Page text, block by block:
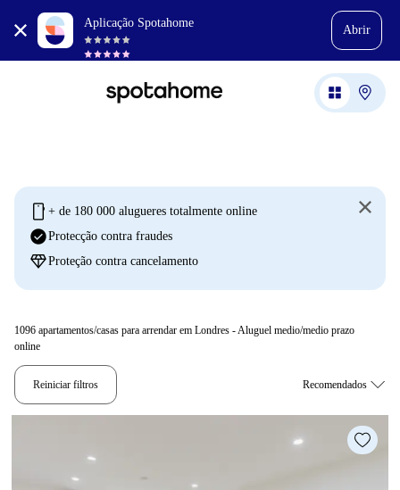
Aplicação Spotahome
Abrir
mobile + de 180 000 alugueres totalmente online
check_circleProtecção contra fraudes
diamondProteção contra cancelamento
1096 apartamentos/casas para arrendar em Londres - Aluguel medio/medio prazo
online
Reiniciar filtros